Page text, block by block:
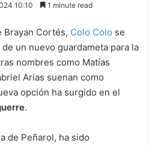
10:10 1 minute read
Brayan Cortés, Colo Colo se
un nuevo guardameta para la
nombres como Matías
Arias suenan como
opción ha surgido en el
.
de Peñarol, ha sido